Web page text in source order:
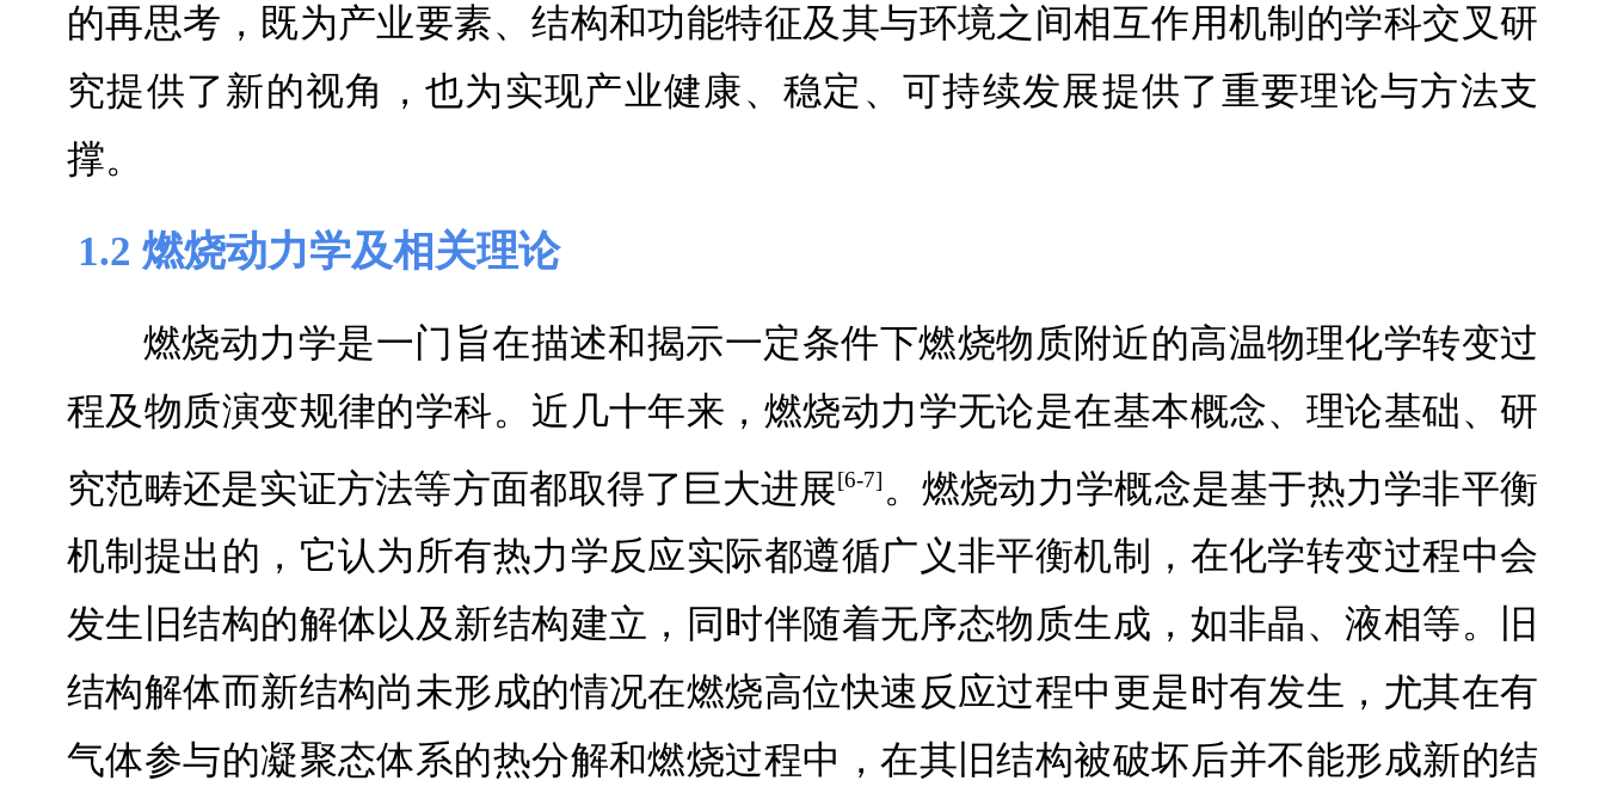
的再思考，既为产业要素、结构和功能特征及其与环境之间相互作用机制的学科交叉研
究提供了新的视角，也为实现产业健康、稳定、可持续发展提供了重要理论与方法支
撑。
1.2 燃烧动力学及相关理论
燃烧动力学是一门旨在描述和揭示一定条件下燃烧物质附近的高温物理化学转变过
程及物质演变规律的学科。近几十年来，燃烧动力学无论是在基本概念、理论基础、研
究范畴还是实证方法等方面都取得了巨大进展[6-7] 。燃烧动力学概念是基于热力学非平衡
机制提出的，它认为所有热力学反应实际都遵循广义非平衡机制，在化学转变过程中会
发生旧结构的解体以及新结构建立，同时伴随着无序态物质生成，如非晶、液相等。旧
结构解体而新结构尚未形成的情况在燃烧高位快速反应过程中更是时有发生，尤其在有
气体参与的凝聚态体系的热分解和燃烧过程中，在其旧结构被破坏后并不能形成新的结